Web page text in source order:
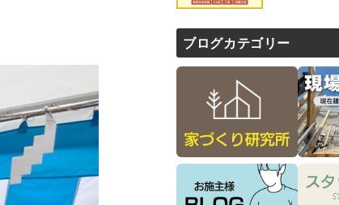
ブログカテゴリー